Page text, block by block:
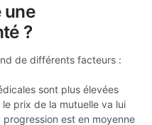
une
?
de différents facteurs :
sont plus élevées
prix de la mutuelle va lui
est en moyenne